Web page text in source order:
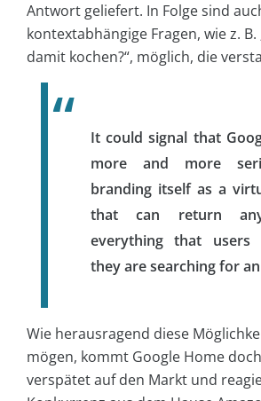
Antwort geliefert. In Folge sind
kontextabhängige Fragen, wie z. B.
damit kochen?“, möglich, die
It could signal that
more and more
branding itself as a
that can return
everything that users
they are searching for
Wie herausragend diese
mögen, kommt Google Home
verspätet auf den Markt und